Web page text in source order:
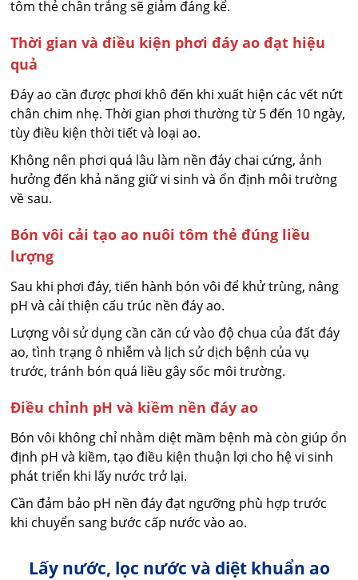
tôm thẻ chân trắng sẽ giảm đáng kể.
Thời gian và điều kiện phơi đáy ao đạt hiệu
quả
Đáy ao cần được phơi khô đến khi xuất hiện các vết nứt
chân chim nhẹ. Thời gian phơi thường từ 5 đến 10 ngày,
tùy điều kiện thời tiết và loại ao.
Không nên phơi quá lâu làm nền đáy chai cứng, ảnh
hưởng đến khả năng giữ vi sinh và ổn định môi trường
về sau.
Bón vôi cải tạo ao nuôi tôm thẻ đúng liều
lượng
Sau khi phơi đáy, tiến hành bón vôi để khử trùng, nâng
pH và cải thiện cấu trúc nền đáy ao.
Lượng vôi sử dụng cần căn cứ vào độ chua của đất đáy
ao, tình trạng ô nhiễm và lịch sử dịch bệnh của vụ
trước, tránh bón quá liều gây sốc môi trường.
Điều chỉnh pH và kiềm nền đáy ao
Bón vôi không chỉ nhằm diệt mầm bệnh mà còn giúp ổn
định pH và kiềm, tạo điều kiện thuận lợi cho hệ vi sinh
phát triển khi lấy nước trở lại.
Cần đảm bảo pH nền đáy đạt ngưỡng phù hợp trước
khi chuyển sang bước cấp nước vào ao.
Lấy nước, lọc nước và diệt khuẩn ao